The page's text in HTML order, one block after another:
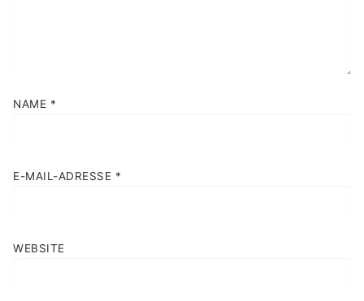
NAME *
E-MAIL-ADRESSE *
WEBSITE